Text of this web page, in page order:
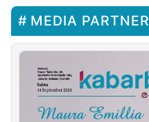
Uang Hanya dengan
Smartphone
MEDIA PARTNER